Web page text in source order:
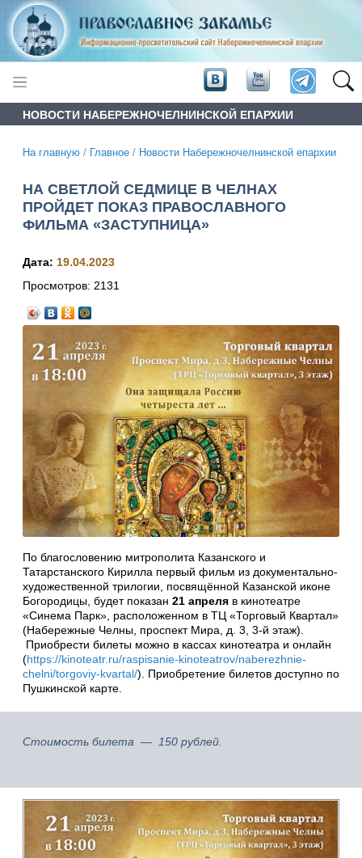
НОВОСТИ НАБЕРЕЖНОЧЕЛНИНСКОЙ ЕПАРХИИ
На главную / Главное / Новости Набережночелнинской епархии
НА СВЕТЛОЙ СЕДМИЦЕ В ЧЕЛНАХ
ПРОЙДЕТ ПОКАЗ ПРАВОСЛАВНОГО
ФИЛЬМА «ЗАСТУПНИЦА»
Дата: 19.04.2023
Просмотров: 2131
По благословению митрополита Казанского и
Татарстанского Кирилла первый фильм из документально-
художественной трилогии, посвящённой Казанской иконе
Богородицы, будет показан 21 апреля в кинотеатре
«Синема Парк», расположенном в ТЦ «Торговый Квартал»
(Набережные Челны, проспект Мира, д. 3, 3-й этаж).
Приобрести билеты можно в кассах кинотеатра и онлайн
(https://kinoteatr.ru/raspisanie-kinoteatrov/naberezhnie-
chelni/torgoviy-kvartal/). Приобретение билетов доступно по
Пушкинской карте.
Стоимость билета — 150 рублей.